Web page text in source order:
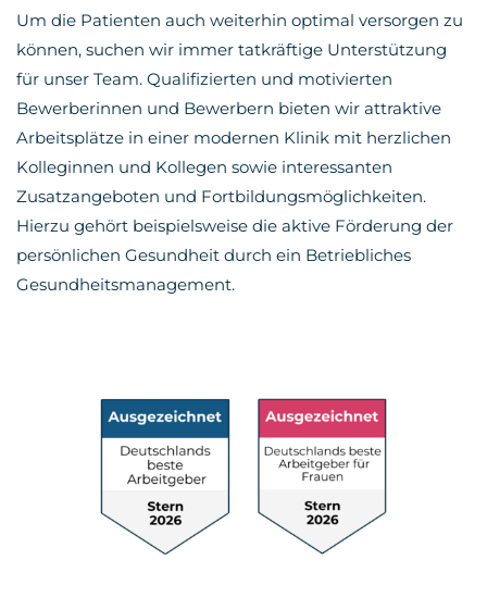
Lagerlogistik
Fachinformatiker
für
Systemintegration
Um die Patienten auch weiterhin optimal versorgen zu
können, suchen wir immer tatkräftige Unterstützung
für unser Team. Qualifizierten und motivierten
Bewerberinnen und Bewerbern bieten wir attraktive
Arbeitsplätze in einer modernen Klinik mit herzlichen
Kolleginnen und Kollegen sowie interessanten
Zusatzangeboten und Fortbildungsmöglichkeiten.
Hierzu gehört beispielsweise die aktive Förderung der
persönlichen Gesundheit durch ein Betriebliches
Gesundheitsmanagement.